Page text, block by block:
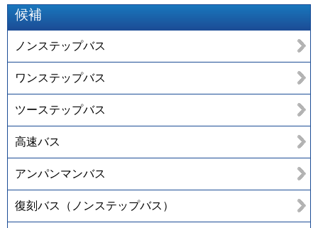
候補
ノンステップバス
ワンステップバス
ツーステップバス
高速バス
アンパンマンバス
復刻バス（ノンステップバス）